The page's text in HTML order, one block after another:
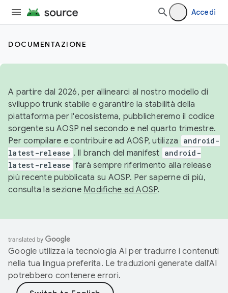
Accedi
DOCUMENTAZIONE
A partire dal 2026, per allinearci al nostro modello di
sviluppo trunk stabile e garantire la stabilità della
piattaforma per l'ecosistema, pubblicheremo il codice
sorgente su AOSP nel secondo e nel quarto trimestre.
Per compilare e contribuire ad AOSP, utilizza
android-
latest-release . Il branch del manifest android-
latest-release farà sempre riferimento alla release
più recente pubblicata su AOSP. Per saperne di più,
consulta la sezione Modifiche ad AOSP.
Google utilizza la tecnologia AI per tradurre i contenuti
nella tua lingua preferita. Le traduzioni generate dall'AI
potrebbero contenere errori.